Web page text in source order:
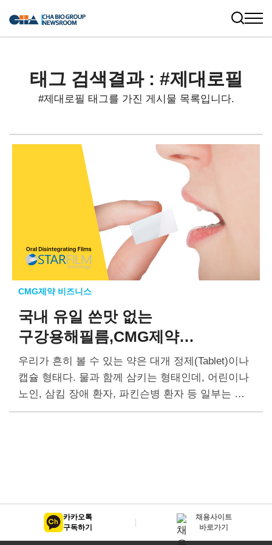
태그 검색결과 : #제대로필
#제대로필 태그를 가진 게시물 목록입니다.
CMG제약 비즈니스
국내 유일 쓴맛 없는
구강용해필름,CMG제약
STARFILM®
우리가 흔히 볼 수 있는 약은 대개 정제(Tablet)이나
캡슐 형태다. 물과 함께 삼키는 형태인데, 어린이나
노인, 삼킴 장애 환자, 파킨슨병 환자 등 일부는 약
을 복용하기 힘들다. 물 없이 입에서 녹여…
카카오톡
구독하기
채용사이트
바로가기